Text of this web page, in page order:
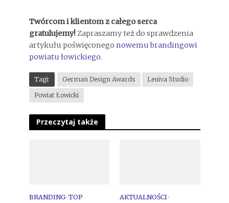
Twórcom i klientom z całego serca
gratulujemy!Zapraszamy też do sprawdzenia
artykułu poświęconego nowemu brandingowi
powiatu łowickiego.
Tagi: German Design Awards Leniva Studio
Powiat Łowicki
Przeczytaj także
BRANDING•TOP AKTUALNOŚCI•